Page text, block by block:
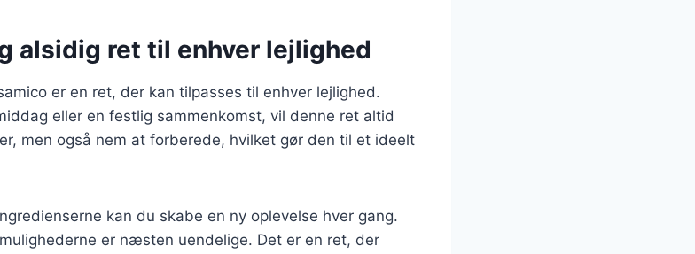
alsidig ret til enhver lejlighed
er en ret, der kan tilpasses til enhver lejlighed.
eller en festlig sammenkomst, vil denne ret altid
men også nem at forberede, hvilket gør den til et ideelt
kan du skabe en ny oplevelse hver gang.
er næsten uendelige. Det er en ret, der